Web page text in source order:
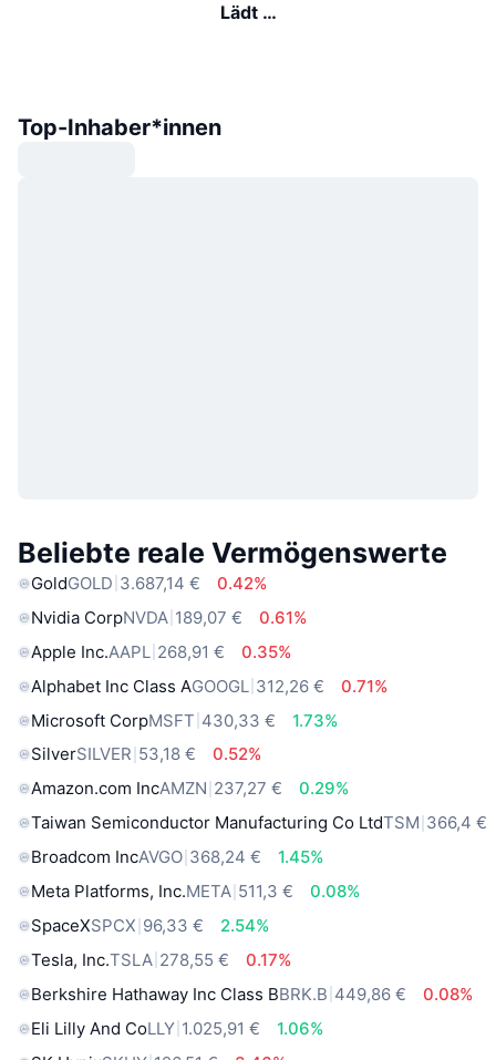
Lädt …
Top-Inhaber*innen
Beliebte reale Vermögenswerte
GoldGOLD 3.687,14 €
0.42%
Nvidia CorpNVDA 189,07 €
0.61%
Apple Inc.AAPL 268,91 €
0.35%
Alphabet Inc Class AGOOGL 312,26 €
0.71%
Microsoft CorpMSFT 430,33 €
1.73%
SilverSILVER 53,18 €
0.52%
Amazon.com IncAMZN 237,27 €
0.29%
Taiwan Semiconductor Manufacturing Co LtdTSM 366,4 €
Broadcom IncAVGO 368,24 €
1.45%
Meta Platforms, Inc.META 511,3 €
0.08%
SpaceXSPCX 96,33 €
2.54%
Tesla, Inc.TSLA 278,55 €
0.17%
Berkshire Hathaway Inc Class BBRK.B 449,86 €
0.08%
Eli Lilly And CoLLY 1.025,91 €
1.06%